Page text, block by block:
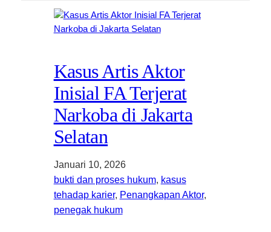
Kasus Artis Aktor
Inisial FA Terjerat
Narkoba di Jakarta
Selatan
Januari 10, 2026
bukti dan proses hukum, kasus
tehadap karier, Penangkapan Aktor
penegak hukum